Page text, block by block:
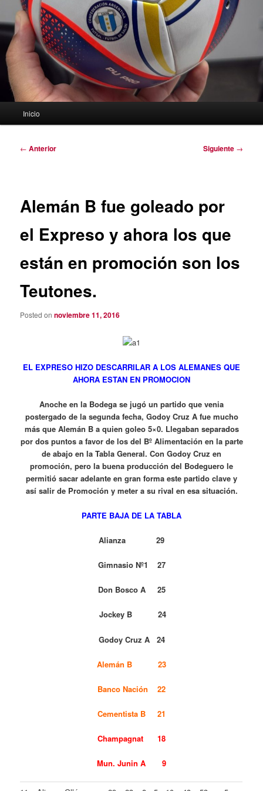
Inicio
Navegación
← Anterior Siguiente →
Alemán B fue goleado por
el Expreso y ahora los que
están en promoción son los
Teutones.
Posted onnoviembre 11, 2016
EL EXPRESO HIZO DESCARRILAR A LOS ALEMANES QUE
AHORA ESTAN EN PROMOCION
Anoche en la Bodega se jugó un partido que venia
postergado de la segunda fecha, Godoy Cruz A fue mucho
más que Alemán B a quien goleo 5×0. Llegaban separados
por dos puntos a favor de los del Bº Alimentación en la parte
de abajo en la Tabla General. Con Godoy Cruz en
promoción, pero la buena producción del Bodeguero le
permitió sacar adelante en gran forma este partido clave y
así salir de Promoción y meter a su rival en esa situación.
PARTE BAJA DE LA TABLA
Alianza 29
Gimnasio Nº1 27
Don Bosco A 25
Jockey B 24
Godoy Cruz A 24
Alemán B 23
Banco Nación 22
Cementista B 21
Champagnat 18
Mun. Junin A 9